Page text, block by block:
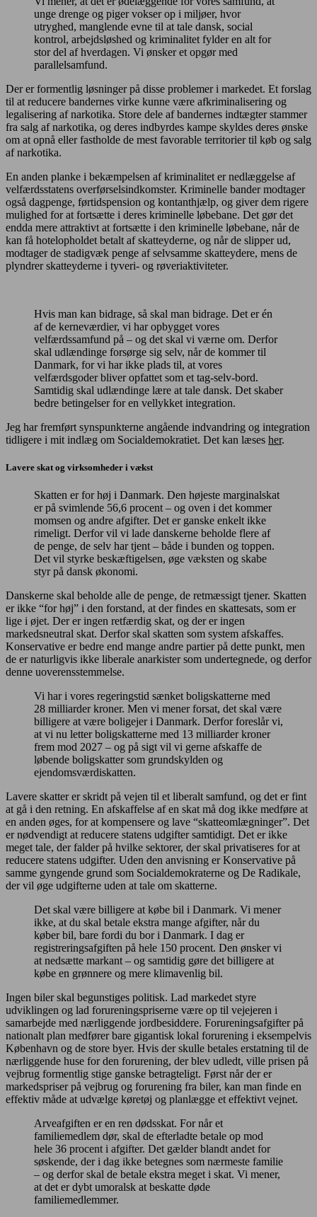
unge drenge og piger vokser op i miljøer, hvor
utryghed, manglende evne til at tale dansk, social
kontrol, arbejdsløshed og kriminalitet fylder en alt for
stor del af hverdagen. Vi ønsker et opgør med
parallelsamfund.
Der er formentlig løsninger på disse problemer i markedet. Et forslag
til at reducere bandernes virke kunne være afkriminalisering og
legalisering af narkotika. Store dele af bandernes indtægter stammer
fra salg af narkotika, og deres indbyrdes kampe skyldes deres ønske
om at opnå eller fastholde de mest favorable territorier til køb og salg
af narkotika.
En anden planke i bekæmpelsen af kriminalitet er nedlæggelse af
velfærdsstatens overførselsindkomster. Kriminelle bander modtager
også dagpenge, førtidspension og kontanthjælp, og giver dem rigere
mulighed for at fortsætte i deres kriminelle løbebane. Det gør det
endda mere attraktivt at fortsætte i den kriminelle løbebane, når de
kan få hotelopholdet betalt af skatteyderne, og når de slipper ud,
modtager de stadigvæk penge af selvsamme skatteydere, mens de
plyndrer skatteyderne i tyveri- og røveriaktiviteter.
Hvis man kan bidrage, så skal man bidrage. Det er én
af de kerneværdier, vi har opbygget vores
velfærdssamfund på – og det skal vi værne om. Derfor
skal udlændinge forsørge sig selv, når de kommer til
Danmark, for vi har ikke plads til, at vores
velfærdsgoder bliver opfattet som et tag-selv-bord.
Samtidig skal udlændinge lære at tale dansk. Det skaber
bedre betingelser for en vellykket integration.
Jeg har fremført synspunkterne angående indvandring og integration
tidligere i mit indlæg om Socialdemokratiet. Det kan læses her.
Lavere skat og virksomheder i vækst
Skatten er for høj i Danmark. Den højeste marginalskat
er på svimlende 56,6 procent – og oven i det kommer
momsen og andre afgifter. Det er ganske enkelt ikke
rimeligt. Derfor vil vi lade danskerne beholde flere af
de penge, de selv har tjent – både i bunden og toppen.
Det vil styrke beskæftigelsen, øge væksten og skabe
styr på dansk økonomi.
Danskerne skal beholde alle de penge, de retmæssigt tjener. Skatten
er ikke “for høj” i den forstand, at der findes en skattesats, som er
lige i øjet. Der er ingen retfærdig skat, og der er ingen
markedsneutral skat. Derfor skal skatten som system afskaffes.
Konservative er bedre end mange andre partier på dette punkt, men
de er naturligvis ikke liberale anarkister som undertegnede, og derfor
denne uoverensstemmelse.
Vi har i vores regeringstid sænket boligskatterne med
28 milliarder kroner. Men vi mener forsat, det skal være
billigere at være boligejer i Danmark. Derfor foreslår vi,
at vi nu letter boligskatterne med 13 milliarder kroner
frem mod 2027 – og på sigt vil vi gerne afskaffe de
løbende boligskatter som grundskylden og
ejendomsværdiskatten.
Lavere skatter er skridt på vejen til et liberalt samfund, og det er fint
at gå i den retning. En afskaffelse af en skat må dog ikke medføre at
en anden øges, for at kompensere og lave “skatteomlægninger”. Det
er nødvendigt at reducere statens udgifter samtidigt. Det er ikke
meget tale, der falder på hvilke sektorer, der skal privatiseres for at
reducere statens udgifter. Uden den anvisning er Konservative på
samme gyngende grund som Socialdemokraterne og De Radikale,
der vil øge udgifterne uden at tale om skatterne.
Det skal være billigere at købe bil i Danmark. Vi mener
ikke, at du skal betale ekstra mange afgifter, når du
køber bil, bare fordi du bor i Danmark. I dag er
registreringsafgiften på hele 150 procent. Den ønsker vi
at nedsætte markant – og samtidig gøre det billigere at
købe en grønnere og mere klimavenlig bil.
Ingen biler skal begunstiges politisk. Lad markedet styre
udviklingen og lad forureningspriserne være op til vejejeren i
samarbejde med nærliggende jordbesiddere. Forureningsafgifter på
nationalt plan medfører bare gigantisk lokal forurening i eksempelvis
København og de store byer. Hvis der skulle betales erstatning til de
nærliggende huse for den forurening, der blev udledt, ville prisen på
vejbrug formentlig stige ganske betragteligt. Først når der er
markedspriser på vejbrug og forurening fra biler, kan man finde en
effektiv måde at udvælge køretøj og planlægge et effektivt vejnet.
Arveafgiften er en ren dødsskat. For når et
familiemedlem dør, skal de efterladte betale op mod
hele 36 procent i afgifter. Det gælder blandt andet for
søskende, der i dag ikke betegnes som nærmeste familie
– og derfor skal de betale ekstra meget i skat. Vi mener,
at det er dybt umoralsk at beskatte døde
familiemedlemmer.